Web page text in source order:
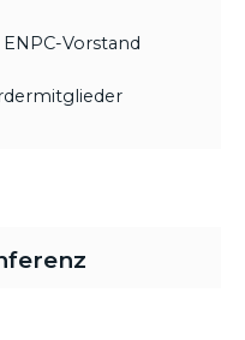
Vorstand